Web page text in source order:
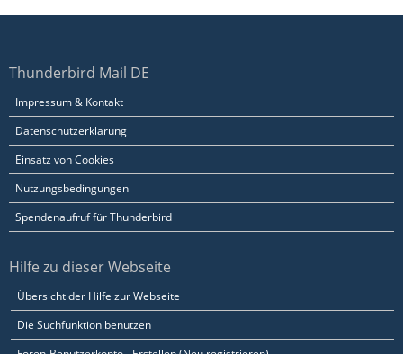
Thunderbird Mail DE
Impressum & Kontakt
Datenschutzerklärung
Einsatz von Cookies
Nutzungsbedingungen
Spendenaufruf für Thunderbird
Hilfe zu dieser Webseite
Übersicht der Hilfe zur Webseite
Die Suchfunktion benutzen